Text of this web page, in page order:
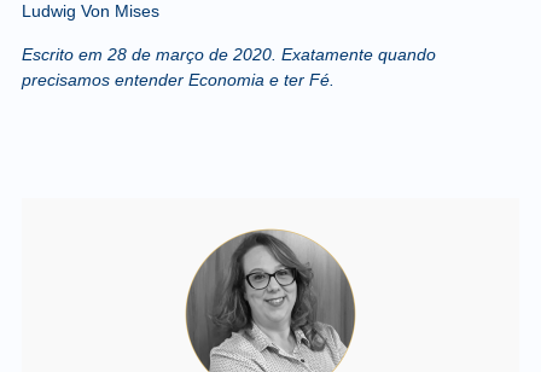
Ludwig Von Mises
Escrito em 28 de março de 2020. Exatamente quando
precisamos entender Economia e ter Fé.